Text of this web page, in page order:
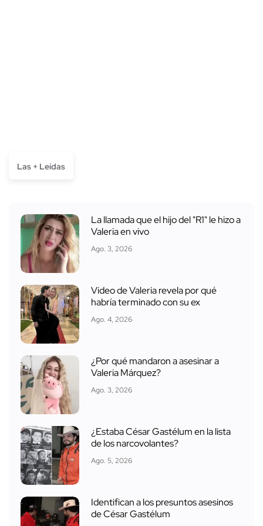
Las + Leídas
La llamada que el hijo del "R1" le hizo a
Valeria en vivo
Ago. 3, 2026
Video de Valeria revela por qué
habría terminado con su ex
Ago. 4, 2026
¿Por qué mandaron a asesinar a
Valeria Márquez?
Ago. 3, 2026
¿Estaba César Gastélum en la lista
de los narcovolantes?
Ago. 5, 2026
Identifican a los presuntos asesinos
de César Gastélum